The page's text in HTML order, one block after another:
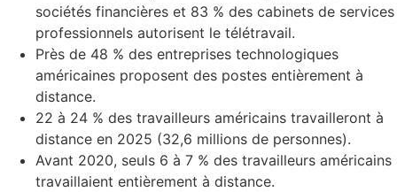
sociétés financières et 83 % des cabinets de services
professionnels autorisent le télétravail.
Près de 48 % des entreprises technologiques
américaines proposent des postes entièrement à
distance.
22 à 24 % des travailleurs américains travailleront à
distance en 2025 (32,6 millions de personnes).
Avant 2020, seuls 6 à 7 % des travailleurs américains
travaillaient entièrement à distance.